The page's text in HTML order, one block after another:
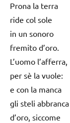
Prona la terra
ride col sole
in un sonoro
fremito d’oro.
L’uomo l’afferra,
per sè la vuole:
e con la manca
gli steli abbranca
d’oro, siccome